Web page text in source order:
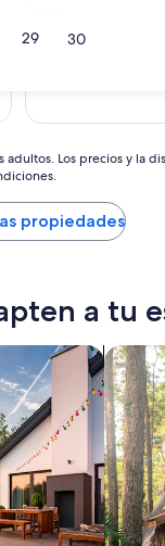
29 30
Los precios y
propiedades
a tu
Buscar